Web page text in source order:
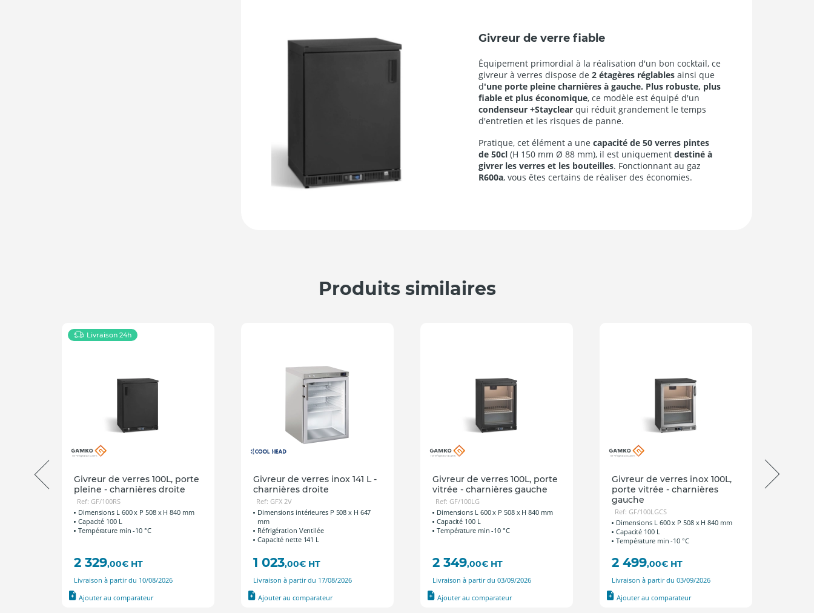
Givreur de verre fiable
Équipement primordial à la réalisation d'un bon cocktail, ce
givreur à verres dispose de2 étagères réglables ainsi que
d'une porte pleine charnières à gauche. Plus robuste, plus
fiable et plus économique, ce modèle est équipé d'un
condenseur +Stayclearqui réduit grandement le temps
d'entretien et les risques de panne.
Pratique, cet élément a une capacité de 50 verres pintes
de 50cl (H 150 mm Ø 88 mm), il est uniquementdestiné à
givrer les verres et les bouteilles. Fonctionnant au gaz
R600a, vous êtes certains de réaliser des économies.
Produits similaires
Livraison 24h
Givreur de verres 100L, porte
pleine - charnières droite
Ref: GF/100RS
Dimensions L 600 x P 508 x H 840 mm
Capacité 100 L
Température min -10 °C
2 329,00€ HT
Livraison à partir du 10/08/2026
Ajouter au comparateur
Givreur de verres inox 141 L -
charnières droite
Ref: GFX 2V
Dimensions intérieures P 508 x H 647
mm
Réfrigération Ventilée
Capacité nette 141 L
1 023,00€ HT
Livraison à partir du 17/08/2026
Ajouter au comparateur
Givreur de verres 100L, porte
vitrée - charnières gauche
Ref: GF/100LG
Dimensions L 600 x P 508 x H 840 mm
Capacité 100 L
Température min -10 °C
2 349,00€ HT
Livraison à partir du 03/09/2026
Ajouter au comparateur
Givreur de verres inox 100L,
porte vitrée - charnières
gauche
Ref: GF/100LGCS
Dimensions L 600 x P 508 x H 840 mm
Capacité 100 L
Température min -10 °C
2 499,00€ HT
Livraison à partir du 03/09/2026
Ajouter au comparateur